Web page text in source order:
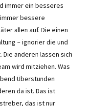
immer ein besseres
bessere
allen auf. Die einen
– ignorier die und
Die anderen lassen sich
wird mitziehen. Was
Überstunden
da ist. Das ist
das ist nur